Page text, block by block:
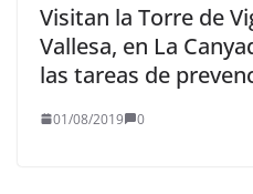
Visitan la Torre de
Vallesa, en La
las tareas de
01/08/2019 0